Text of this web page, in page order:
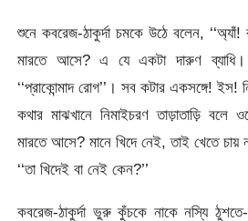
শুনে কবরেজ-ঠাকুর্দা চমকে উঠে বলেন,
মারতে আসে? এ যে একটা দারুণ ব্যাধি।
‘‘প্রাকোন্মাদ রোগ’’। সব কটার একসঙ্গে! ইস!
কথার মাঝখানে নিমাইচরণ তাড়াতাড়ি
মারতে আসে? মানে খিদে নেই, তাই খেতে চায়
‘‘তা খিদেই বা নেই কেন?’’
কবরেজ-ঠাকুর্দা ভুরু কুঁচকে নাকে নস্যি